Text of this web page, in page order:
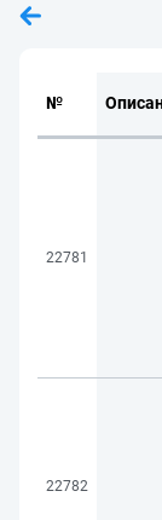
№
22781
22782